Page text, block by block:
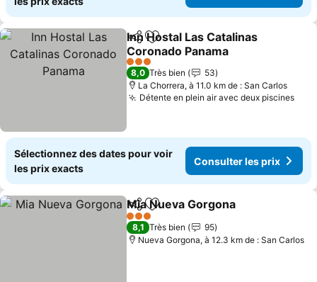
PartagerAjouter à mes favoris
Inn Hostal Las Catalinas
Coronado Panama
3 Étoiles
8,0 Très bien
53
La Chorrera, à 11.0 km de : San Carlos
Détente en plein air avec deux piscines
Sélectionnez des dates pour voir
les prix exacts
Consulter les prix
PartagerAjouter à mes favoris
Mia Nueva Gorgona
3 Étoiles
8,1 Très bien
95
Nueva Gorgona, à 12.3 km de : San Carlos